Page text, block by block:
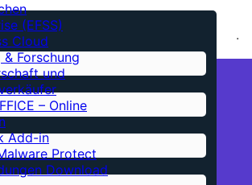
(EFSS)
Cloud
& Forschung
und
– Online
Add-in
Protect
Download
.